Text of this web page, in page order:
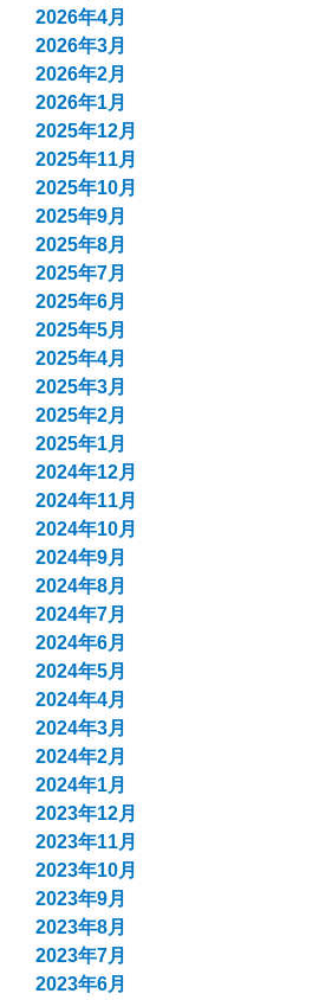
2026年4月
2026年3月
2026年2月
2026年1月
2025年12月
2025年11月
2025年10月
2025年9月
2025年8月
2025年7月
2025年6月
2025年5月
2025年4月
2025年3月
2025年2月
2025年1月
2024年12月
2024年11月
2024年10月
2024年9月
2024年8月
2024年7月
2024年6月
2024年5月
2024年4月
2024年3月
2024年2月
2024年1月
2023年12月
2023年11月
2023年10月
2023年9月
2023年8月
2023年7月
2023年6月